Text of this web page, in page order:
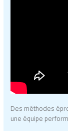
Des méthodes
une équipe